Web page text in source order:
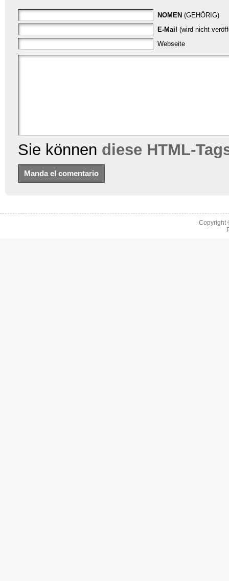
NOMEN (GEHÖRIG)
E-Mail (wird nicht
Webseite
Sie können diese HTML-
Copyright